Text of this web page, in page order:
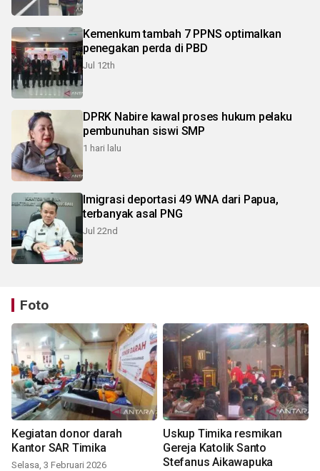
Kemenkum tambah 7 PPNS optimalkan
penegakan perda di PBD
Jul 12th
DPRK Nabire kawal proses hukum pelaku
pembunuhan siswi SMP
1 hari lalu
Imigrasi deportasi 49 WNA dari Papua,
terbanyak asal PNG
Jul 22nd
Foto
Kegiatan donor darah
Kantor SAR Timika
Selasa, 3 Februari 2026
Uskup Timika resmikan
Gereja Katolik Santo
Stefanus Aikawapuka